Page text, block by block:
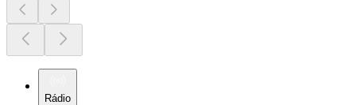
Rádio